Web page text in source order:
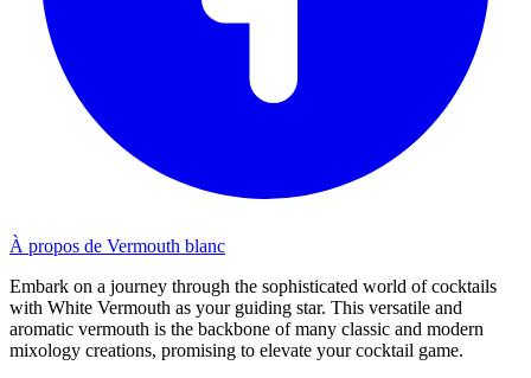
À propos de Vermouth blanc
Embark on a journey through the sophisticated world of cocktails
with White Vermouth as your guiding star. This versatile and
aromatic vermouth is the backbone of many classic and modern
mixology creations, promising to elevate your cocktail game.